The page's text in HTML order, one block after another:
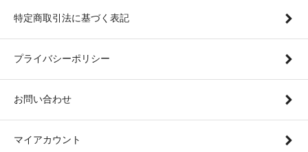
特定商取引法に基づく表記
プライバシーポリシー
お問い合わせ
マイアカウント